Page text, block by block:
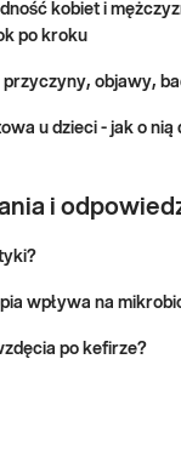
kobiet i
po kroku
przyczyny, objawy,
u dzieci - jak o nią
i
wpływa na
po kefirze?